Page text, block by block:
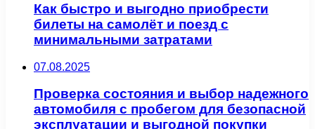
Как быстро и выгодно приобрести
билеты на самолёт и поезд с
минимальными затратами
07.08.2025
Проверка состояния и выбор надежного
автомобиля с пробегом для безопасной
эксплуатации и выгодной покупки